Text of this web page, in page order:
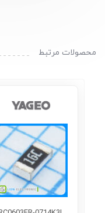
محصولات مرتبط